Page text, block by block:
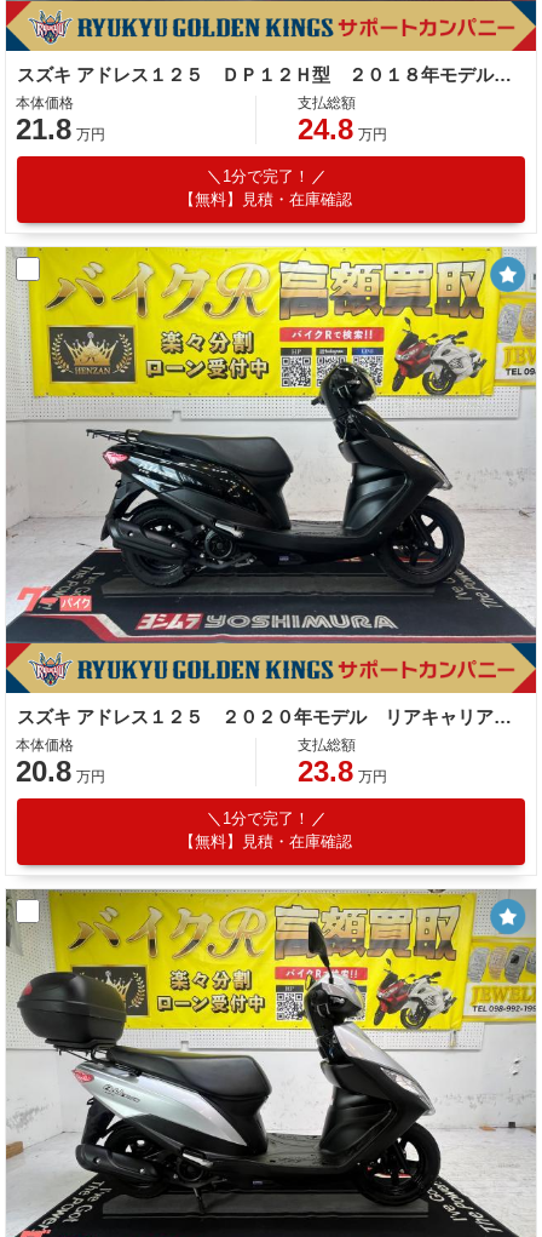
スズキ アドレス１２５ ＤＰ１２Ｈ型 ２０１８年モデル センタースタンド サイドスタンド タンデムバー
本体価格
21.8 万円
支払総額
24.8 万円
1分で完了！
【無料】見積・在庫確認
スズキ アドレス１２５ ２０２０年モデル リアキャリア センタースタンド
本体価格
20.8 万円
支払総額
23.8 万円
1分で完了！
【無料】見積・在庫確認